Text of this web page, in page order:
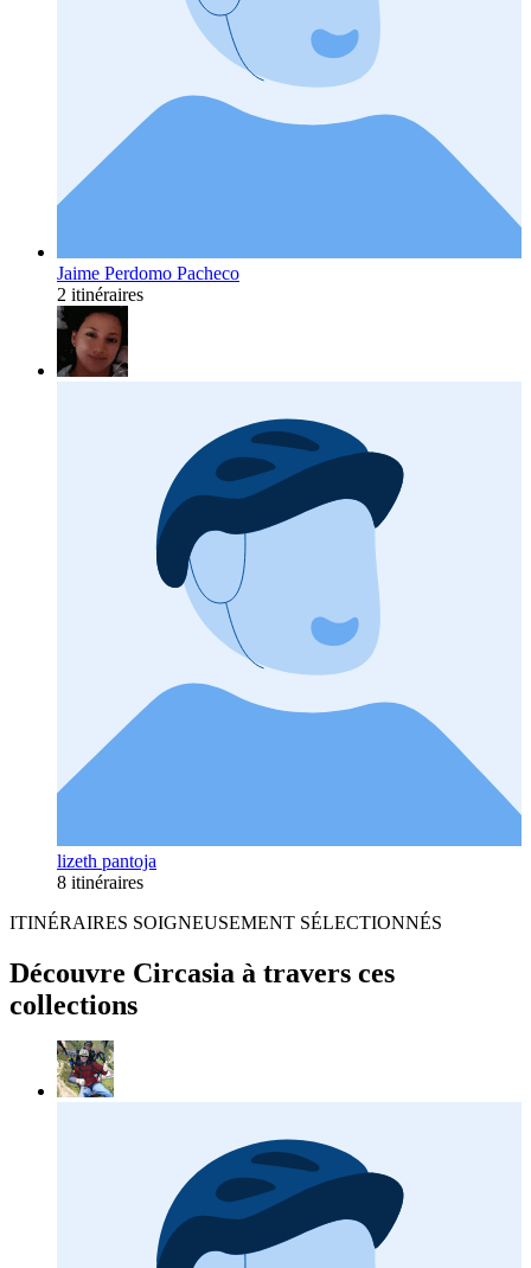
Jaime Perdomo Pacheco
2 itinéraires
lizeth pantoja
8 itinéraires
ITINÉRAIRES SOIGNEUSEMENT SÉLECTIONNÉS
Découvre Circasia à travers ces
collections